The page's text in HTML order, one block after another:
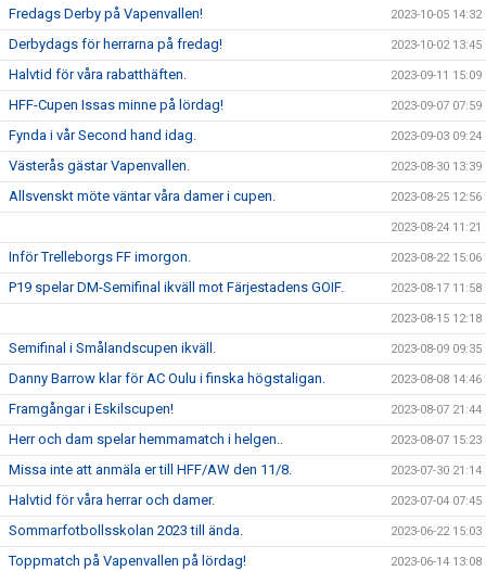
Fredags Derby på Vapenvallen! 2023-10-05 14:32
Derbydags för herrarna på fredag! 2023-10-02 13:45
Halvtid för våra rabatthäften. 2023-09-11 15:09
HFF-Cupen Issas minne på lördag! 2023-09-07 07:59
Fynda i vår Second hand idag. 2023-09-03 09:24
Västerås gästar Vapenvallen. 2023-08-30 13:39
Allsvenskt möte väntar våra damer i cupen. 2023-08-25 12:56
2023-08-24 11:21
Inför Trelleborgs FF imorgon. 2023-08-22 15:06
P19 spelar DM-Semifinal ikväll mot Färjestadens GOIF. 2023-08-17 11:58
2023-08-15 12:18
Semifinal i Smålandscupen ikväll. 2023-08-09 09:35
Danny Barrow klar för AC Oulu i finska högstaligan. 2023-08-08 14:46
Framgångar i Eskilscupen! 2023-08-07 21:44
Herr och dam spelar hemmamatch i helgen.. 2023-08-07 15:23
Missa inte att anmäla er till HFF/AW den 11/8. 2023-07-30 21:14
Halvtid för våra herrar och damer. 2023-07-04 07:45
Sommarfotbollsskolan 2023 till ända. 2023-06-22 15:03
Toppmatch på Vapenvallen på lördag! 2023-06-14 13:08